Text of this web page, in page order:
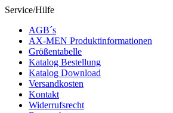
Service/Hilfe
AGB´s
AX-MEN Produktinformationen
Größentabelle
Katalog Bestellung
Katalog Download
Versandkosten
Kontakt
Widerrufsrecht